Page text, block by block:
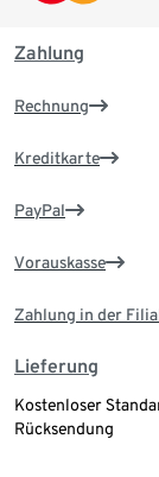
Zahlung
Rechnung
Kreditkarte
PayPal
Vorauskasse
Zahlung in der
Lieferung
Kostenloser
Rücksendung